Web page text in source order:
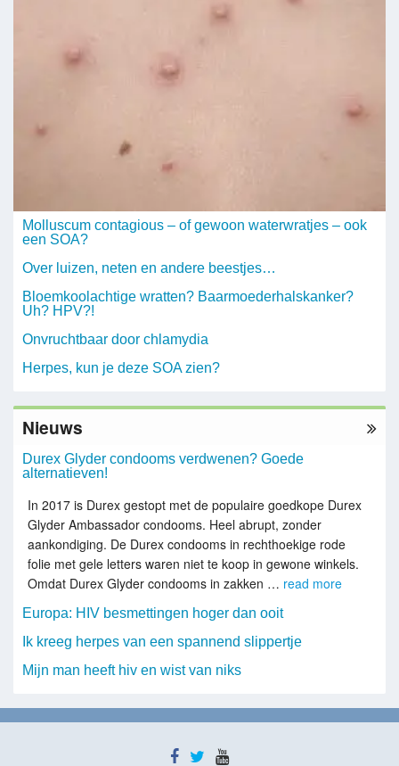
Molluscum contagious – of gewoon waterwratjes – ook
een SOA?
Over luizen, neten en andere beestjes…
Bloemkoolachtige wratten? Baarmoederhalskanker?
Uh? HPV?!
Onvruchtbaar door chlamydia
Herpes, kun je deze SOA zien?
Nieuws
Durex Glyder condooms verdwenen? Goede
alternatieven!
In 2017 is Durex gestopt met de populaire goedkope Durex
Glyder Ambassador condooms. Heel abrupt, zonder
aankondiging. De Durex condooms in rechthoekige rode
folie met gele letters waren niet te koop in gewone winkels.
Omdat Durex Glyder condooms in zakken … read more
Europa: HIV besmettingen hoger dan ooit
Ik kreeg herpes van een spannend slippertje
Mijn man heeft hiv en wist van niks